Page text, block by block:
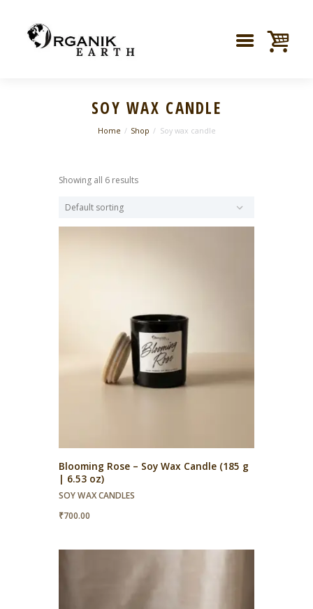
SOY WAX CANDLE
Home Shop Soy wax candle
Showing all 6 results
Blooming Rose – Soy Wax Candle (185 g
| 6.53 oz)
SOY WAX CANDLES
₹700.00